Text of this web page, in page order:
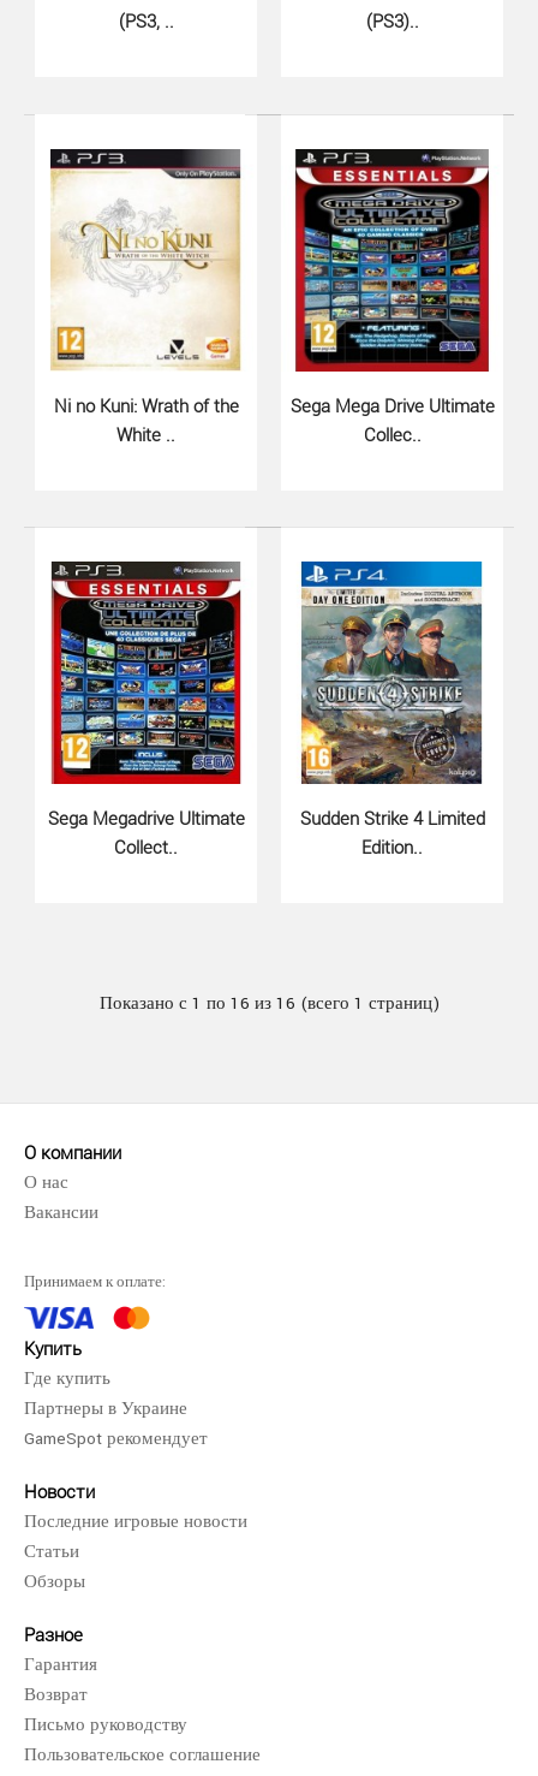
EyePet и друзья (PS3 русская ве..
899 грн.
Забавный виртуальный зверек вновь возвращается, но
на этот раз веселья будет еще больше! Посколько..
Command and Conquer Red Alert 3 Ultimate Edition для
(PS3, ..
(PS3)..
Ni no Kuni: Wrath of the
White ..
Sega Mega Drive Ultimate
Collec..
Sega Megadrive Ultimate
Collect..
Sudden Strike 4 Limited
Edition..
Показано с 1 по 16 из 16 (всего 1 страниц)
О компании
О нас
Вакансии
Принимаем к оплате:
Купить
Где купить
Партнеры в Украине
GameSpot рекомендует
Новости
Последние игровые новости
Статьи
Обзоры
Разное
Гарантия
Возврат
Письмо руководству
Пользовательское соглашение